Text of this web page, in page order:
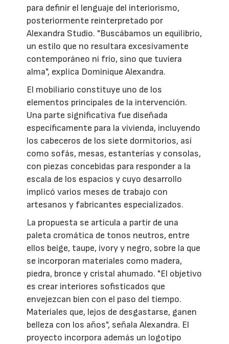
para definir el lenguaje del interiorismo,
posteriormente reinterpretado por
Alexandra Studio. "Buscábamos un equilibrio,
un estilo que no resultara excesivamente
contemporáneo ni frío, sino que tuviera
alma", explica Dominique Alexandra.
El mobiliario constituye uno de los
elementos principales de la intervención.
Una parte significativa fue diseñada
específicamente para la vivienda, incluyendo
los cabeceros de los siete dormitorios, así
como sofás, mesas, estanterías y consolas,
con piezas concebidas para responder a la
escala de los espacios y cuyo desarrollo
implicó varios meses de trabajo con
artesanos y fabricantes especializados.
La propuesta se articula a partir de una
paleta cromática de tonos neutros, entre
ellos beige, taupe, ivory y negro, sobre la que
se incorporan materiales como madera,
piedra, bronce y cristal ahumado. "El objetivo
es crear interiores sofisticados que
envejezcan bien con el paso del tiempo.
Materiales que, lejos de desgastarse, ganen
belleza con los años", señala Alexandra. El
proyecto incorpora además un logotipo